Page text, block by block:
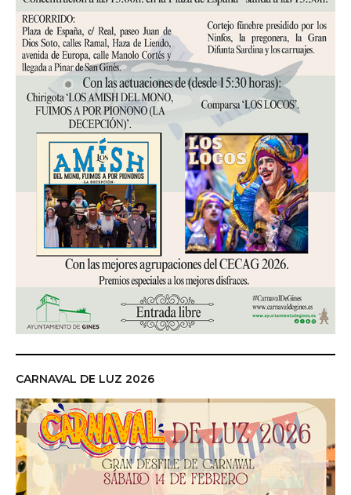
a
d
a
s
CARNAVAL DE LUZ 2026